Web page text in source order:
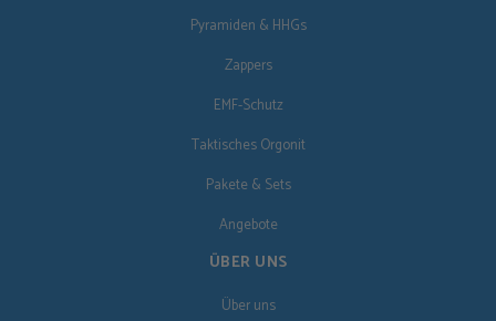
Pyramiden & HHGs
Zappers
EMF-Schutz
Taktisches Orgonit
Pakete & Sets
Angebote
ÜBER UNS
Über uns